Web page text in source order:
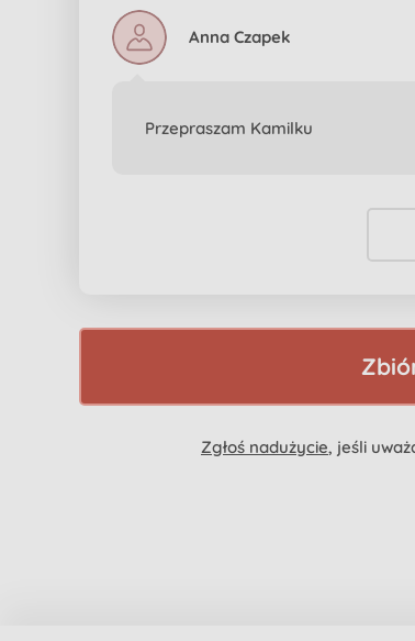
Anna Czapek
Przepraszam Kamilku
Zgłoś nadużycie, jeśli